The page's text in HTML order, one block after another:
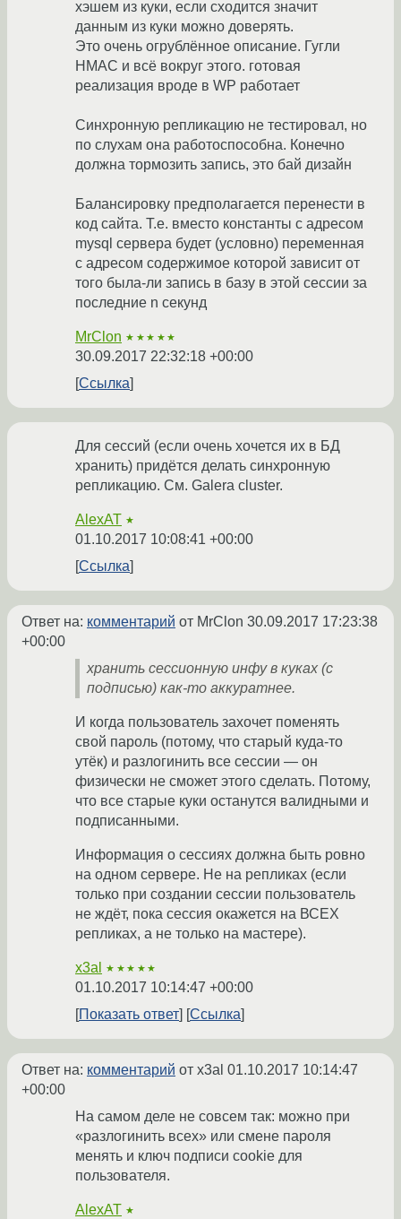
хэшем из куки, если сходится значит
данным из куки можно доверять.
Это очень огрублённое описание. Гугли
HMAC и всё вокруг этого. готовая
реализация вроде в WP работает
Синхронную репликацию не тестировал, но
по слухам она работоспособна. Конечно
должна тормозить запись, это бай дизайн
Балансировку предполагается перенести в
код сайта. Т.е. вместо константы с адресом
mysql сервера будет (условно) переменная
с адресом содержимое которой зависит от
того была-ли запись в базу в этой сессии за
последние n секунд
MrClon ★★★★★
30.09.2017 22:32:18 +00:00
Ссылка
Для сессий (если очень хочется их в БД
хранить) придётся делать синхронную
репликацию. См. Galera cluster.
AlexAT ★
01.10.2017 10:08:41 +00:00
Ссылка
Ответ на: комментарий от MrClon 30.09.2017 17:23:38
+00:00
хранить сессионную инфу в куках (с
подписью) как-то аккуратнее.
И когда пользователь захочет поменять
свой пароль (потому, что старый куда-то
утёк) и разлогинить все сессии — он
физически не сможет этого сделать. Потому,
что все старые куки останутся валидными и
подписанными.
Информация о сессиях должна быть ровно
на одном сервере. Не на репликах (если
только при создании сессии пользователь
не ждёт, пока сессия окажется на ВСЕХ
репликах, а не только на мастере).
x3al ★★★★★
01.10.2017 10:14:47 +00:00
Показать ответ
Ссылка
Ответ на: комментарий от x3al 01.10.2017 10:14:47
+00:00
На самом деле не совсем так: можно при
«разлогинить всех» или смене пароля
менять и ключ подписи cookie для
пользователя.
AlexAT ★